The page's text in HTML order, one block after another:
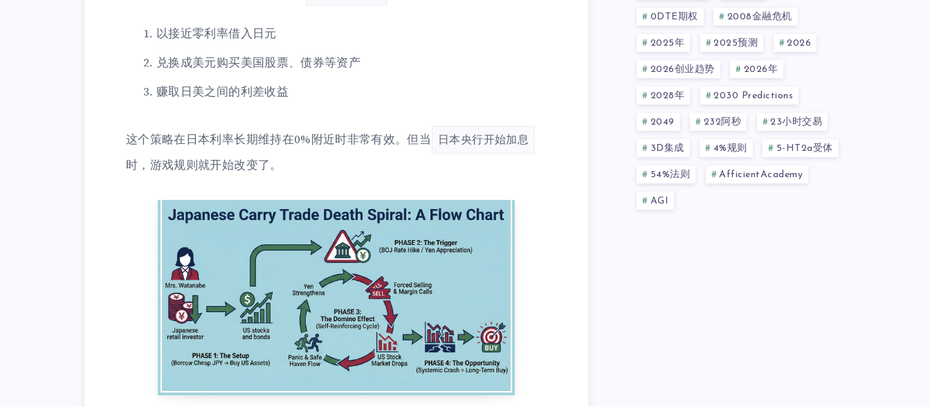
以接近零利率借入日元
兑换成美元购买美国股票、债券等资产
赚取日美之间的利差收益
这个策略在日本利率长期维持在0%附近时非常有效。但当 日本央行开始加息
时，游戏规则就开始改变了。
0DTE期权 2008金融危机
2025年 2025预测 2026
2026创业趋势 2026年
2028年 2030 Predictions
2049 232阿秒 23小时交易
3D集成 4%规则 5-HT2a受体
54%法则 AfficientAcademy
AGI